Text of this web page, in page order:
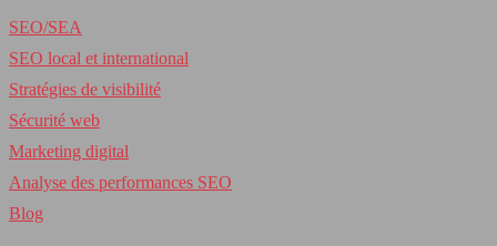
SEO/SEA
SEO local et international
Stratégies de visibilité
Sécurité web
Marketing digital
Analyse des performances SEO
Blog